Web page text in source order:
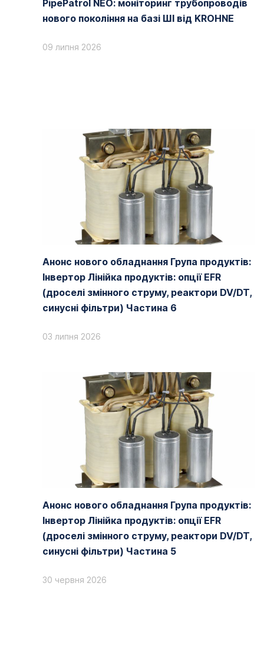
PipePatrol NEO: моніторинг трубопроводів
нового покоління на базі ШІ від KROHNE
09 липня 2026
Анонс нового обладнання Група продуктів:
Інвертор Лінійка продуктів: опції EFR
(дроселі змінного струму, реактори DV/DT,
синусні фільтри) Частина 6
03 липня 2026
Анонс нового обладнання Група продуктів:
Інвертор Лінійка продуктів: опції EFR
(дроселі змінного струму, реактори DV/DT,
синусні фільтри) Частина 5
30 червня 2026